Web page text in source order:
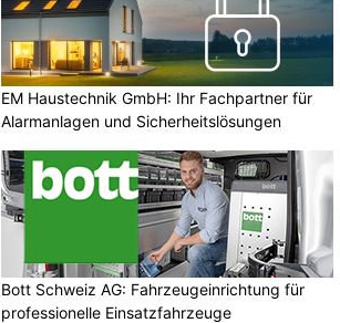
EM Haustechnik GmbH: Ihr Fachpartner für
Alarmanlagen und Sicherheitslösungen
Bott Schweiz AG: Fahrzeugeinrichtung für
professionelle Einsatzfahrzeuge